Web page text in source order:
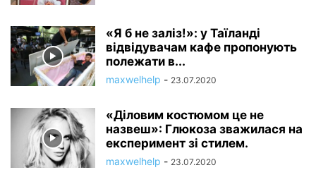
«Я б не заліз!»: у Таїланді
відвідувачам кафе пропонують
полежати в...
maxwelhelp - 23.07.2020
«Діловим костюмом це не
назвеш»: Глюкоза зважилася на
експеримент зі стилем.
maxwelhelp - 23.07.2020